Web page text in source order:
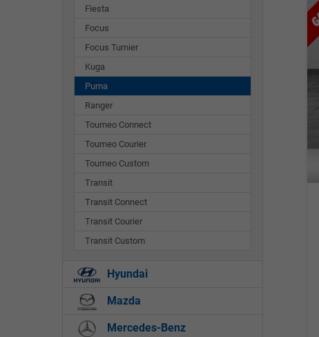
Fiesta
Focus
Focus Turnier
Kuga
Puma
Ranger
Tourneo Connect
Tourneo Courier
Tourneo Custom
Transit
Transit Connect
Transit Courier
Transit Custom
Hyundai
Mazda
Mercedes-Benz